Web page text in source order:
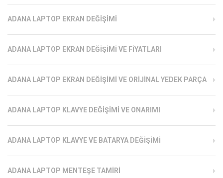
ADANA LAPTOP EKRAN DEĞIŞIMI
ADANA LAPTOP EKRAN DEĞIŞIMI VE FIYATLARI
ADANA LAPTOP EKRAN DEĞIŞIMI VE ORIJINAL YEDEK PARÇA
ADANA LAPTOP KLAVYE DEĞIŞIMI VE ONARIMI
ADANA LAPTOP KLAVYE VE BATARYA DEĞIŞIMI
ADANA LAPTOP MENTEŞE TAMIRI